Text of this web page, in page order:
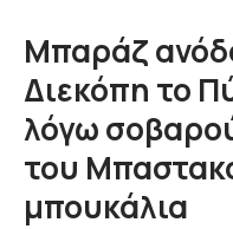
Μπαράζ
Διεκόπη το
λόγω
του
μπουκάλια